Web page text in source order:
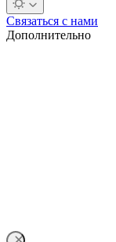
Связаться с нами
Дополнительно